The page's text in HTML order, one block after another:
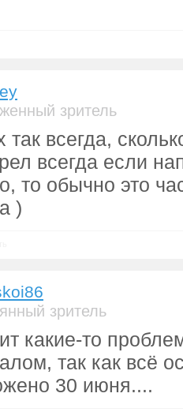
зритель
так всегда,
всегда если
то обычно это
)
зритель
какие-то
так как всё
30 июня....